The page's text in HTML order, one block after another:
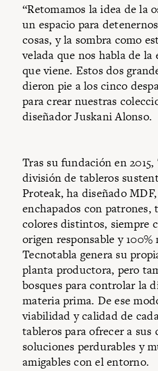
“Retomamos la idea de la
un espacio para
cosas, y la sombra como
velada que nos habla de la
que viene. Estos dos
dieron pie a los cinco
para crear nuestras
diseñador Juskani Alonso.
Tras su fundación en
división de tableros
Proteak, ha diseñado
enchapados con patrones,
colores distintos, siempre
origen responsable y 100%
Tecnotabla genera su
planta productora, pero
bosques para controlar la
materia prima. De ese
viabilidad y calidad de
tableros para ofrecer a sus
soluciones perdurables y
amigables con el entorno.